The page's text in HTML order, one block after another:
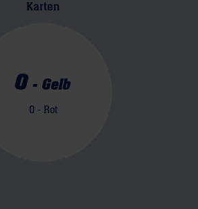
Karten
0 - Gelb
0 - Rot